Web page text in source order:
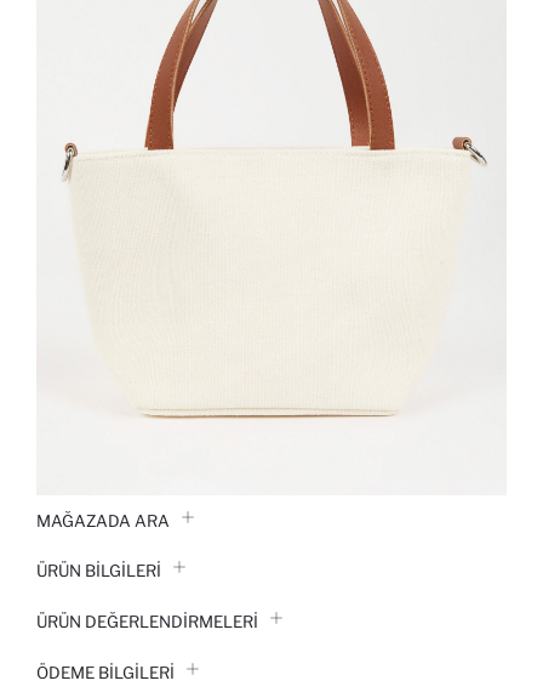
MAĞAZADA ARA
ÜRÜN BILGILERI
ÜRÜN DEĞERLENDİRMELERİ
ÖDEME BİLGİLERİ